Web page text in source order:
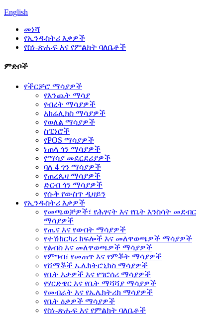
English
መነሻ
የኢንዱስትሪ እቃዎች
የስነ-ጽሑፍ እና የምልክት ባለቤቶች
ምድቦች
የችርቻሮ ማሳያዎች
የእንጨት ማሳያ
የብረት ማሳያዎች
አክሬሊክስ ማሳያዎች
የወለል ማሳያዎች
ስፒነሮች
የPOS ማሳያዎች
ነጠላ ጎን ማሳያዎች
የማሳያ መደርደሪያዎች
ባለ 4 ጎን ማሳያዎች
የጠረጴዛ ማሳያዎች
ድርብ ጎን ማሳያዎች
የሱቅ የውስጥ ዲዛይን
የኢንዱስትሪ እቃዎች
የመጫወቻዎች፣ የሕፃናት እና የቤት እንስሳት መደብር
ማሳያዎች
የጤና እና የውበት ማሳያዎች
የተሽከርካሪ ክፍሎች እና መለዋወጫዎች ማሳያዎች
የልብስ እና መለዋወጫዎች ማሳያዎች
የምግብ፣ የመጠጥ እና የምቾት ማሳያዎች
የሸማቾች ኤሌክትሮኒክስ ማሳያዎች
የቤት እቃዎች እና የግሮሰሪ ማሳያዎች
የሃርድዌር እና የቤት ማሻሻያ ማሳያዎች
የመብራት እና የኤሌክትሪክ ማሳያዎች
የቤት ዕቃዎች ማሳያዎች
የስነ-ጽሑፍ እና የምልክት ባለቤቶች